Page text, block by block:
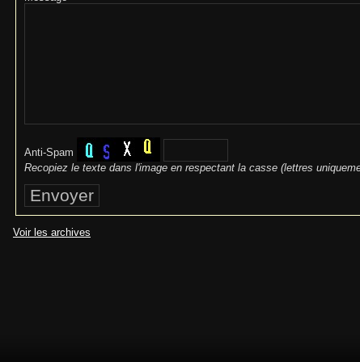
Anti-Spam
Recopiez le texte dans l'image en respectant la casse (lettres
Voir les archives